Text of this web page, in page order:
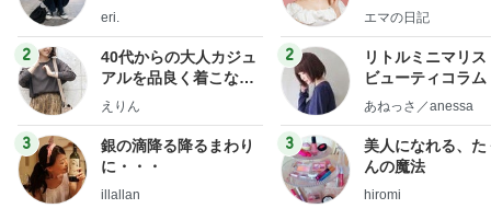
eri.
2
40代からの大人カジュ
アルを品良く着こなす
ファッションブログ
えりん
3
銀の滴降る降るまわり
に・・・
illallan
社売却セカンドラ
エマの日記
2
リトルミニマリス
ビューティコラ
little
あねっさ／anessa
3
美人になれる、た
んの魔法
hiromi